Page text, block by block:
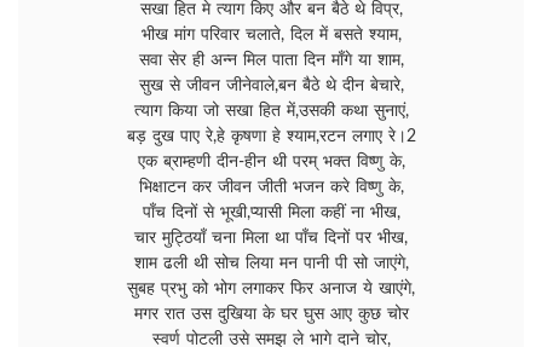
सखा हित मे त्याग किए और बन बैठे थे विप्र,
भीख मांग परिवार चलाते, दिल में बसते श्याम,
सवा सेर ही अन्न मिल पाता दिन माँगे या शाम,
सुख से जीवन जीनेवाले,बन बैठे थे दीन बेचारे,
त्याग किया जो सखा हित में,उसकी कथा सुनाएं,
बड़ दुख पाए रे,हे कृषणा हे श्याम,रटन लगाए रे।2
एक ब्राम्हणी दीन-हीन थी परम् भक्त विष्णु के,
भिक्षाटन कर जीवन जीती भजन करे विष्णु के,
पाँच दिनों से भूखी,प्यासी मिला कहीं ना भीख,
चार मुट्ठियाँ चना मिला था पाँच दिनों पर भीख,
शाम ढली थी सोच लिया मन पानी पी सो जाएंगे,
सुबह प्रभु को भोग लगाकर फिर अनाज ये खाएंगे,
मगर रात उस दुखिया के घर घुस आए कुछ चोर
स्वर्ण पोटली उसे समझ ले भागे दाने चोर,